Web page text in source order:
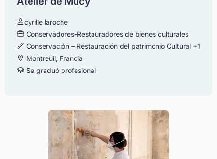
cyrille laroche
Conservadores-Restauradores de bienes culturales
Conservación – Restauración del patrimonio Cultural +1
Montreuil, Francia
Se graduó profesional